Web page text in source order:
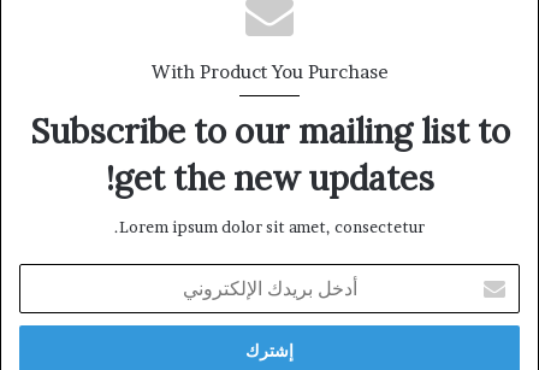
With Product You Purchase
Subscribe to our mailing list to
get the new updates!
Lorem ipsum dolor sit amet, consectetur.
بريدك
الإلكتروني